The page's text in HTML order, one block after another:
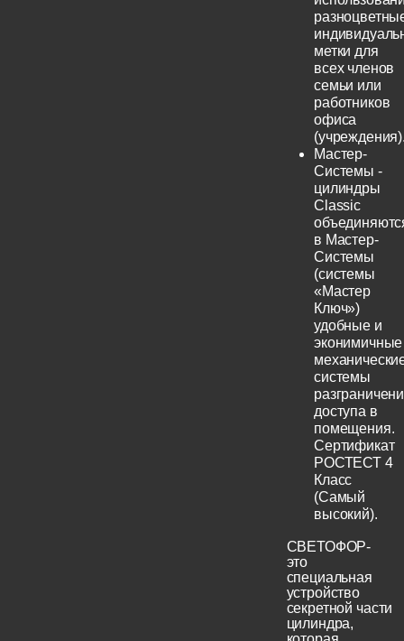
метки для
всех членов
семьи или
работников
офиса
Мастер-
Системы -
цилиндры
Classic
в Мастер-
Системы
(системы
«Мастер
Ключ»)
удобные и
эконимичные
системы
доступа в
помещения.
Сертификат
РОСТЕСТ 4
Класс
(Самый
высокий).
СВЕТОФОР-
это
специальная
устройство
секретной части
цилиндра,